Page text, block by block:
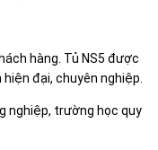
hàng. Tủ NS5 được
đại, chuyên nghiệp.
nghiệp, trường học quy